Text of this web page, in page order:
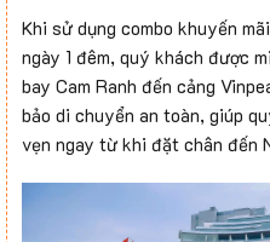
Khi sử dụng combo khuyến
ngày 1 đêm, quý khách được
bay Cam Ranh đến cảng
bảo di chuyển an toàn, giúp
vẹn ngay từ khi đặt chân đến